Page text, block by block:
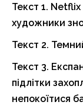
Текст 1.
художники
Текст 2.
Текст 3.
підлітки
непокоїтися